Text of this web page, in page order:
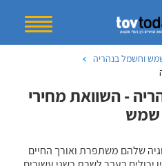
וחשמל בנהריה
- השוואת מחירי
שמש
שלהם משתפרת ואורך החיים